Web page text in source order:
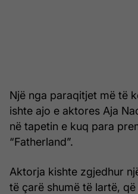
Një nga paraqitjet më të
ishte ajo e aktores Aja
në tapetin e kuq para
“Fatherland”.
Aktorja kishte zgjedhur
të çarë shumë të lartë,